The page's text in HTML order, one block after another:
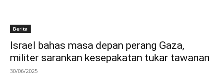
Berita
Israel bahas masa depan perang Gaza,
militer sarankan kesepakatan tukar tawanan
30/06/2025